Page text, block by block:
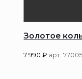
Золотое
7 990 ₽ арт.